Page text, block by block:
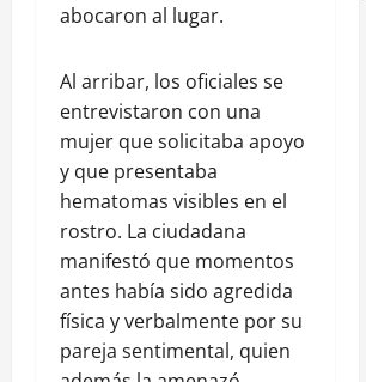
abocaron al lugar.
Al arribar, los oficiales se
entrevistaron con una
mujer que solicitaba apoyo
y que presentaba
hematomas visibles en el
rostro. La ciudadana
manifestó que momentos
antes había sido agredida
física y verbalmente por su
pareja sentimental, quien